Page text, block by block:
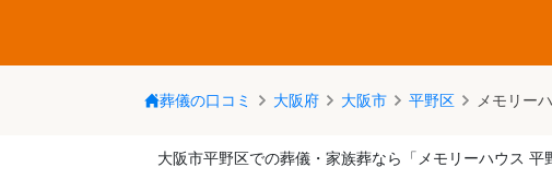
葬儀の口コミ 大阪府 大阪市 平野区 メモリー
大阪市平野区での葬儀・家族葬なら「メモリーハウス 平